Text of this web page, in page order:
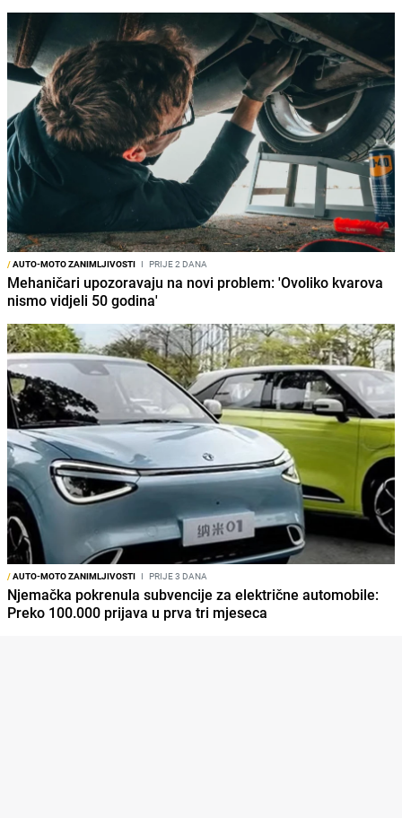
/AUTO-MOTO ZANIMLJIVOSTI I PRIJE 2 DANA
Mehaničari upozoravaju na novi problem: 'Ovoliko kvarova
nismo vidjeli 50 godina'
/AUTO-MOTO ZANIMLJIVOSTI I PRIJE 3 DANA
Njemačka pokrenula subvencije za električne automobile:
Preko 100.000 prijava u prva tri mjeseca